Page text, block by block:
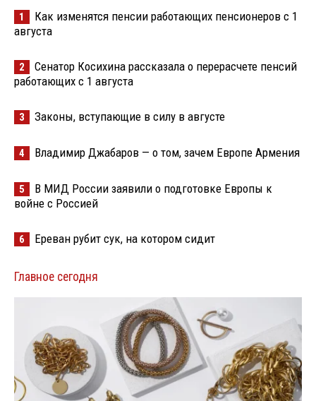
1
Как изменятся пенсии работающих пенсионеров с 1
августа
2
Сенатор Косихина рассказала о перерасчете пенсий
работающих с 1 августа
3 Законы, вступающие в силу в августе
4 Владимир Джабаров — о том, зачем Европе Армения
5
В МИД России заявили о подготовке Европы к
войне с Россией
6 Ереван рубит сук, на котором сидит
Главное сегодня